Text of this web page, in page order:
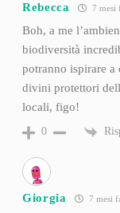
Rebecca 7 mesi
Boh, a me
biodiversità
potranno ispirare a
divini protettori
locali, figo!
0
Giorgia 7 mesi